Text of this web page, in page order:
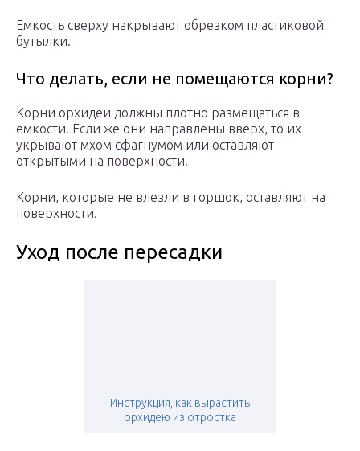
Емкость сверху накрывают обрезком пластиковой
бутылки.
Что делать, если не помещаются корни?
Корни орхидеи должны плотно размещаться в
емкости. Если же они направлены вверх, то их
укрывают мхом сфагнумом или оставляют
открытыми на поверхности.
Корни, которые не влезли в горшок, оставляют на
поверхности.
Уход после пересадки
Инструкция, как вырастить
орхидею из отростка